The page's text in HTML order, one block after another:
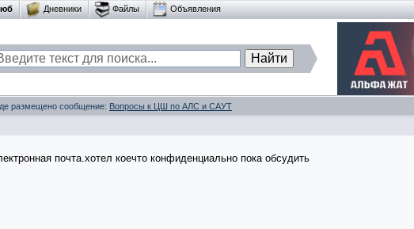
Дневники Файлы Объявления
размещено сообщение: Вопросы к ЦШ по АЛС и САУТ
почта.хотел коечто конфиденциально пока обсудить